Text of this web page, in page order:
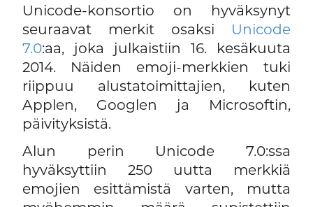
Unicode-konsortio on hyväksynyt
seuraavat merkit osaksi Unicode
7.0:aa, joka julkaistiin 16. kesäkuuta
2014. Näiden emoji-merkkien tuki
riippuu alustatoimittajien, kuten
Applen, Googlen ja Microsoftin,
päivityksistä.
Alun perin Unicode 7.0:ssa
hyväksyttiin 250 uutta merkkiä
emojien esittämistä varten, mutta